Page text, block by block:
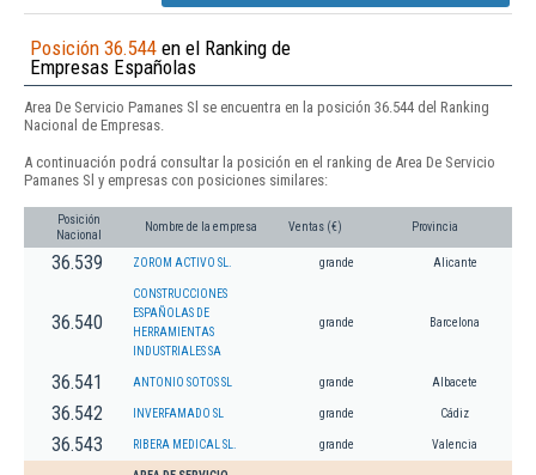
Posición 36.544 en el Ranking de
Empresas Españolas
Area De Servicio Pamanes Sl se encuentra en la posición 36.544 del Ranking
Nacional de Empresas.
A continuación podrá consultar la posición en el ranking de Area De Servicio
Pamanes Sl y empresas con posiciones similares:
Posición
Nacional
Nombre de la empresa Ventas (€) Provincia
36.539 ZOROM ACTIVO SL. grande Alicante
36.540
CONSTRUCCIONES
ESPAÑOLAS DE
HERRAMIENTAS
INDUSTRIALES SA
grande Barcelona
36.541 ANTONIO SOTOS SL grande Albacete
36.542 INVERFAMADO SL grande Cádiz
36.543 RIBERA MEDICAL SL. grande Valencia